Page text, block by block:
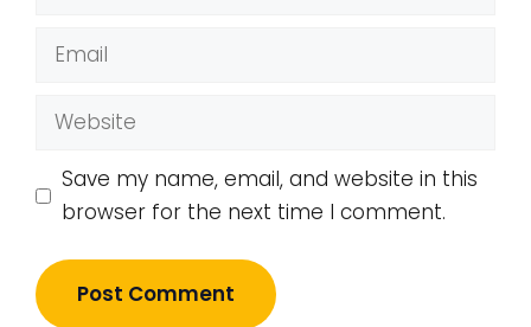
Email
Website
Save my name, email, and website in this
browser for the next time I comment.